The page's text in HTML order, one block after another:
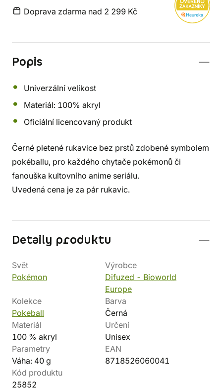
Doprava zdarma nad 2 299 Kč
Popis
Univerzální velikost
Materiál: 100% akryl
Oficiální licencovaný produkt
Černé pletené rukavice bez prstů zdobené symbolem
pokéballu, pro každého chytače pokémonů či
fanouška kultovního anime seriálu.
Uvedená cena je za pár rukavic.
Detaily produktu
Svět
Pokémon
Výrobce
Difuzed - Bioworld
Europe
Kolekce
Pokeball
Barva
Černá
Materiál
100 % akryl
Určení
Unisex
Parametry
Váha: 40 g
EAN
8718526060041
Kód produktu
25852